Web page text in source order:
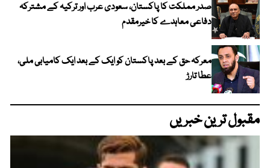
صدر مملکت کا پاکستان، سعودی عرب اور ترکیہ کے مشترکہ
دفاعی معاہدے کا خیرمقدم
معرکہ حق کے بعد پاکستان کو ایک کے بعد ایک کامیابی ملی،
عطا تارڑ
مقبول ترین خبریں